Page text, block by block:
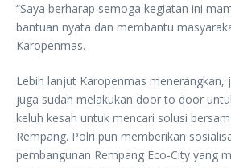
“Saya berharap semoga kegiatan ini
bantuan nyata dan membantu
Karopenmas.
Lebih lanjut Karopenmas menerangkan,
juga sudah melakukan door to door
keluh kesah untuk mencari solusi
Rempang. Polri pun memberikan
pembangunan Rempang Eco-City yang